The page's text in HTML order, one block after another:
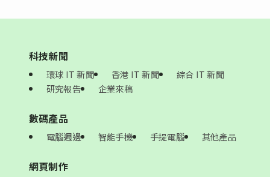
科技新聞
環球 IT 新聞 香港 IT 新聞
綜合 IT 新聞
研究報告
企業來稿
數碼產品
電腦週邊 智能手機 手提電腦 其他產品
網頁制作